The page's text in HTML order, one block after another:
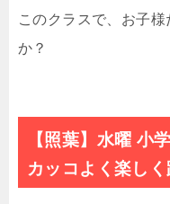
このクラスで、お子
か？
【照葉】水曜 小
カッコよく楽しく